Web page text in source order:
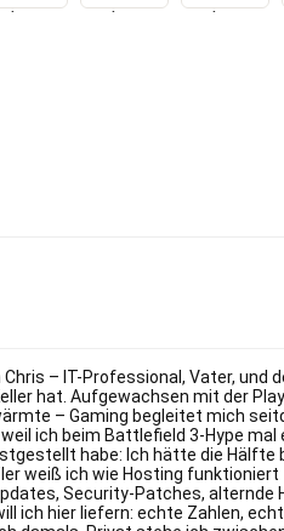
Chris – IT-Professional, Vater,
hat. Aufgewachsen mit der
– Gaming begleitet mich
ich beim Battlefield 3-Hype
habe: Ich hätte die Hälfte
weiß ich wie Hosting
Security-Patches,
ich hier liefern: echte Zahlen,